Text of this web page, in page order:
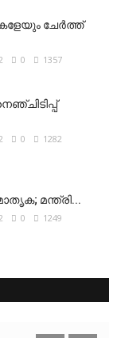
ചേർത്ത്
0 1357
0 1282
മന്ത്രി...
0 1249